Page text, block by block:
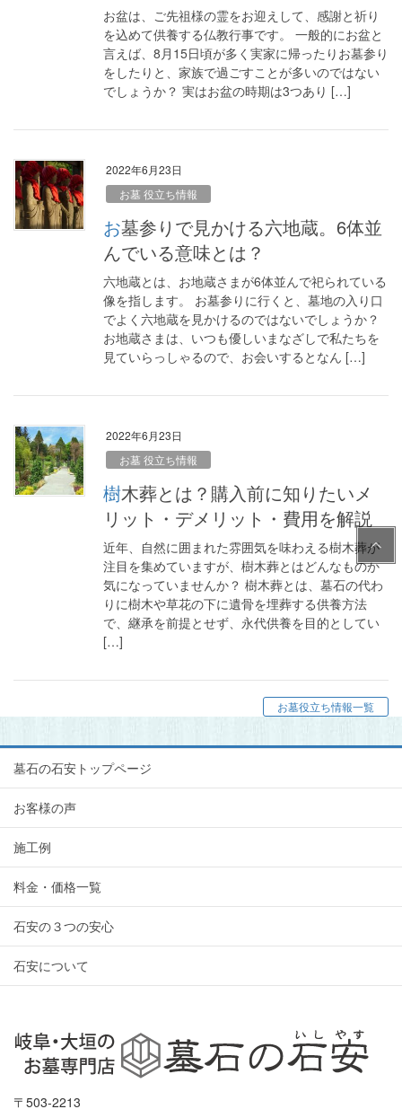
お盆は、ご先祖様の霊をお迎えして、感謝と祈り
を込めて供養する仏教行事です。 一般的にお盆と
言えば、8月15日頃が多く実家に帰ったりお墓参り
をしたりと、家族で過ごすことが多いのではない
でしょうか？ 実はお盆の時期は3つあり […]
2022年6月23日
お墓 役立ち情報
お墓参りで見かける六地蔵。6体並
んでいる意味とは？
六地蔵とは、お地蔵さまが6体並んで祀られている
像を指します。 お墓参りに行くと、墓地の入り口
でよく六地蔵を見かけるのではないでしょうか？
お地蔵さまは、いつも優しいまなざしで私たちを
見ていらっしゃるので、お会いするとなん […]
2022年6月23日
お墓 役立ち情報
樹木葬とは？購入前に知りたいメ
リット・デメリット・費用を解説
近年、自然に囲まれた雰囲気を味わえる樹木葬が
注目を集めていますが、樹木葬とはどんなものか
気になっていませんか？ 樹木葬とは、墓石の代わ
りに樹木や草花の下に遺骨を埋葬する供養方法
で、継承を前提とせず、永代供養を目的としてい
[…]
お墓役立ち情報一覧
墓石の石安トップページ
お客様の声
施工例
料金・価格一覧
石安の３つの安心
石安について
〒503-2213
PAG
E
TOP